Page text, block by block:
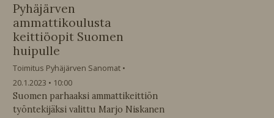
Pyhäjärven
ammattikoulusta
keittiöopit Suomen
huipulle
Toimitus Pyhäjärven Sanomat
20.1.2023
10:00
Suomen parhaaksi ammattikeittiön
työntekijäksi valittu Marjo Niskanen